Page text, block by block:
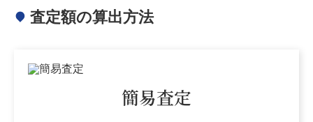
査定額の算出方法
簡易査定